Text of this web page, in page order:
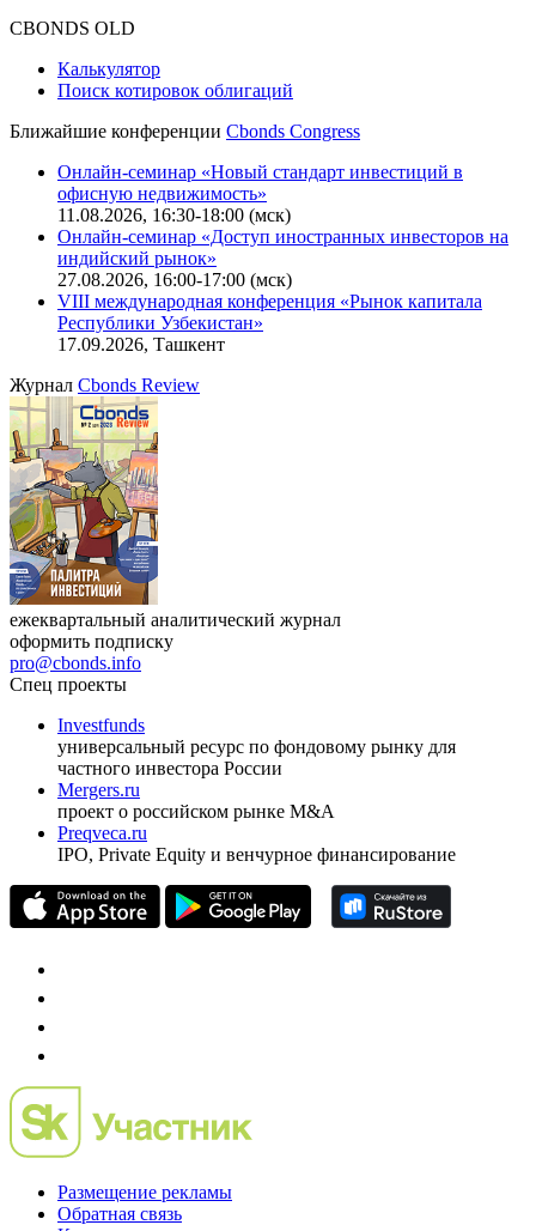
CBONDS OLD
Калькулятор
Поиск котировок облигаций
Ближайшие конференции Cbonds Congress
Онлайн-семинар «Новый стандарт инвестиций в
офисную недвижимость»
11.08.2026, 16:30-18:00 (мск)
Онлайн-семинар «Доступ иностранных инвесторов на
индийский рынок»
27.08.2026, 16:00-17:00 (мск)
VIII международная конференция «Рынок капитала
Республики Узбекистан»
17.09.2026, Ташкент
Журнал Cbonds Review
ежеквартальный аналитический журнал
оформить подписку
pro@cbonds.info
Спец проекты
Investfunds
универсальный ресурс по фондовому рынку для
частного инвестора России
Mergers.ru
проект о российском рынке M&A
Preqveca.ru
IPO, Private Equity и венчурное финансирование
Размещение рекламы
Обратная связь